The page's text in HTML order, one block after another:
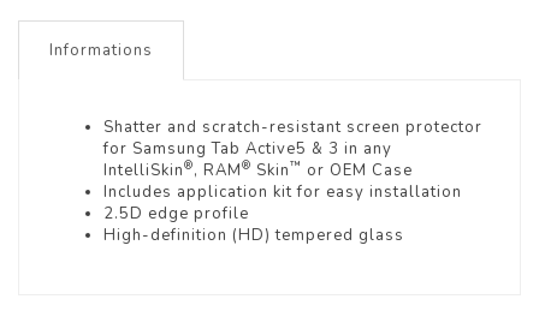
Informations
Shatter and scratch-resistant screen protector
for Samsung Tab Active5 & 3 in any
IntelliSkin®, RAM® Skin™ or OEM Case
Includes application kit for easy installation
2.5D edge profile
High-definition (HD) tempered glass